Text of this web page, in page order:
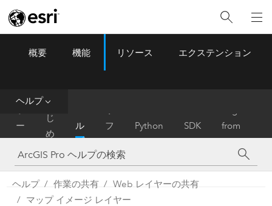
ArcGIS Pro Menu
概要 機能 リソース エクステンション
ヘルプ
ー
ム
は
じ
め
に
ル
プ
フ
ァ
レ
ン
ス
Python SDK
from
ArcMap
ヘルプ 作業の共有
Web レイヤーの共有
マップ イメージ レイヤー